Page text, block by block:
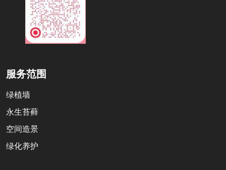
服务范围
绿植墙
永生苔藓
空间造景
绿化养护